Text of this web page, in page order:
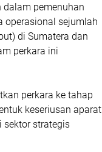
dalam pemenuhan
operasional sejumlah
di Sumatera dan
perkara ini
perkara ke tahap
keseriusan aparat
sektor strategis